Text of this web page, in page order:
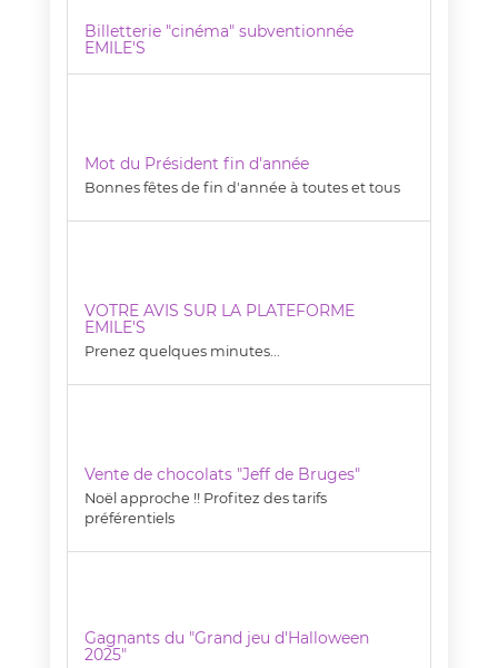
Billetterie "cinéma" subventionnée
EMILE'S
Mot du Président fin d'année
Bonnes fêtes de fin d'année à toutes et tous
VOTRE AVIS SUR LA PLATEFORME
EMILE'S
Prenez quelques minutes...
Vente de chocolats "Jeff de Bruges"
Noël approche !! Profitez des tarifs
préférentiels
Gagnants du "Grand jeu d'Halloween
2025"